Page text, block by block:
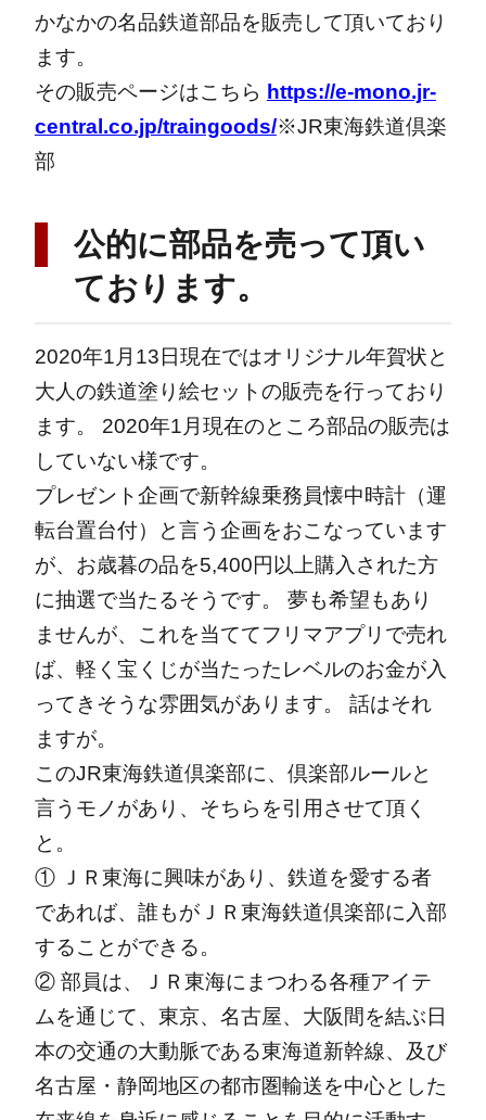
かなかの名品鉄道部品を販売して頂いており
ます。
その販売ページはこちら https://e-mono.jr-
central.co.jp/traingoods/※JR東海鉄道倶楽
部
公的に部品を売って頂い
ております。
2020年1月13日現在ではオリジナル年賀状と
大人の鉄道塗り絵セットの販売を行っており
ます。
2020年1月現在のところ部品の販売は
していない様です。
プレゼント企画で新幹線乗務員懐中時計（運
転台置台付）と言う企画をおこなっています
が、お歳暮の品を5,400円以上購入された方
に抽選で当たるそうです。
夢も希望もあり
ませんが、これを当ててフリマアプリで売れ
ば、軽く宝くじが当たったレベルのお金が入
ってきそうな雰囲気があります。
話はそれ
ますが。
このJR東海鉄道倶楽部に、倶楽部ルールと
言うモノがあり、そちらを引用させて頂く
と。
① ＪＲ東海に興味があり、鉄道を愛する者
であれば、誰もがＪＲ東海鉄道倶楽部に入部
することができる。
② 部員は、ＪＲ東海にまつわる各種アイテ
ムを通じて、東京、名古屋、大阪間を結ぶ日
本の交通の大動脈である東海道新幹線、及び
名古屋・静岡地区の都市圏輸送を中心とした